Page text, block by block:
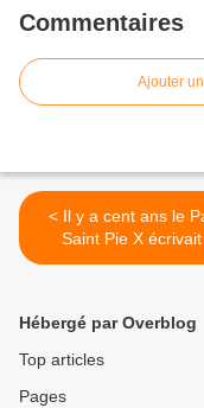
Commentaires
Ajouter
< Il y a cent ans le Pape
Saint Pie X écrivait
l'épiscopat
Hébergé par Overblog
Top articles
Pages